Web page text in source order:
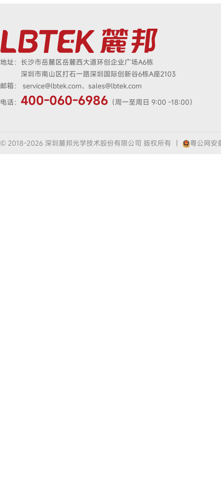
地址： 长沙市岳麓区岳麓西大道环创企业广场A6栋
深圳市南山区打石一路深圳国际创新谷6栋A座2103
邮箱： service@lbtek.com、sales@lbtek.com
电话： 400-060-6986 （周一至周日 9:00 -18:00）
© 2018-2026 深圳麓邦光学技术股份有限公司 版权所有 粤公网安